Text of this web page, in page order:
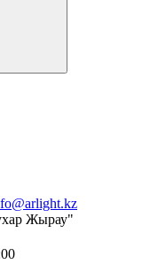
Жырау"